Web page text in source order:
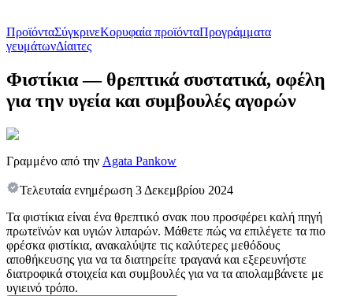
ΠροϊόνταΣύγκρινεΚορυφαία προϊόνταПρογράμματα
γευμάτωνΔίαιτες
Φιστίκια — θρεπτικά συστατικά, οφέλη
για την υγεία και συμβουλές αγορών
Γραμμένο από την Agata Pankow
Τελευταία ενημέρωση 3 Δεκεμβρίου 2024
Τα φιστίκια είναι ένα θρεπτικό σνακ που προσφέρει καλή πηγή
πρωτεϊνών και υγιών λιπαρών. Μάθετε πώς να επιλέγετε τα πιο
φρέσκα φιστίκια, ανακαλύψτε τις καλύτερες μεθόδους
αποθήκευσης για να τα διατηρείτε τραγανά και εξερευνήστε
διατροφικά στοιχεία και συμβουλές για να τα απολαμβάνετε με
υγιεινό τρόπο.